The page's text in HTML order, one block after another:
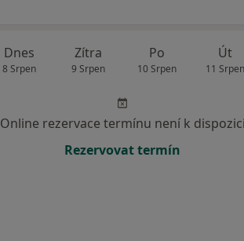
Dnes
8 Srpen
Zítra
9 Srpen
Po
10 Srpen
Út
11 Srpen
Online rezervace termínu není k dispozici
Rezervovat termín